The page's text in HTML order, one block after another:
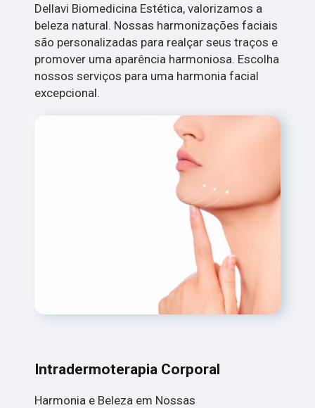
Dellavi Biomedicina Estética, valorizamos a
beleza natural. Nossas harmonizações faciais
são personalizadas para realçar seus traços e
promover uma aparência harmoniosa. Escolha
nossos serviços para uma harmonia facial
excepcional.
Intradermoterapia Corporal
Harmonia e Beleza em Nossas